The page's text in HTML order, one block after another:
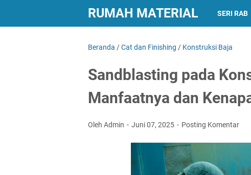
RUMAH MATERIAL SERI RAB
Beranda /Cat dan Finishing / Konstruksi Baja
Sandblasting pada
Manfaatnya dan
Oleh Admin Juni 07, 2025 Posting Komentar